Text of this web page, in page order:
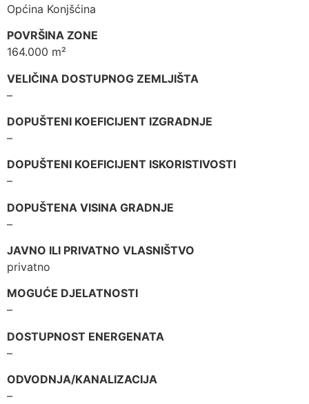
Općina Konjšćina
POVRŠINA ZONE
164.000 m²
VELIČINA DOSTUPNOG ZEMLJIŠTA
–
DOPUŠTENI KOEFICIJENT IZGRADNJE
–
DOPUŠTENI KOEFICIJENT ISKORISTIVOSTI
–
DOPUŠTENA VISINA GRADNJE
–
JAVNO ILI PRIVATNO VLASNIŠTVO
privatno
MOGUĆE DJELATNOSTI
–
DOSTUPNOST ENERGENATA
–
ODVODNJA/KANALIZACIJA
–